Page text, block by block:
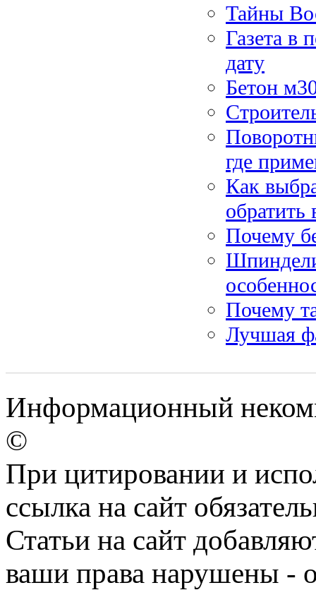
Тайны
Газета в
дату
Бетон
где
Как
обратить
Почему
Почему
Лучшая
Информационный
©
При цитировании и
ссылка на сайт
Статьи на сайт
ваши права нарушены -